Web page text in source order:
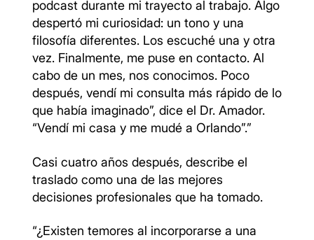
podcast durante mi trayecto al trabajo. Algo
despertó mi curiosidad: un tono y una
filosofía diferentes. Los escuché una y otra
vez. Finalmente, me puse en contacto. Al
cabo de un mes, nos conocimos. Poco
después, vendí mi consulta más rápido de lo
que había imaginado”, dice el Dr. Amador.
“Vendí mi casa y me mudé a Orlando”.”
Casi cuatro años después, describe el
traslado como una de las mejores
decisiones profesionales que ha tomado.
“¿Existen temores al incorporarse a una